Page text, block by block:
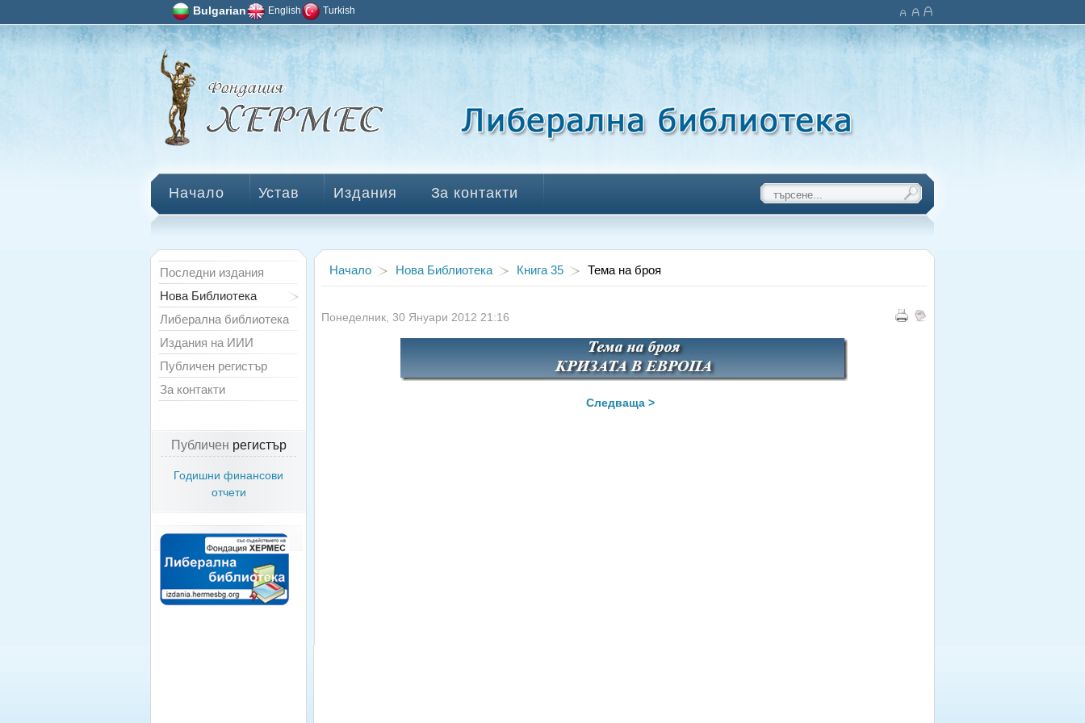
Bulgarian English Turkish
Начало Устав Издания За контакти
Начало Нова Библиотека Книга 35 Тема на броя
Понеделник, 30 Януари 2012 21:16
Следваща >
Последни издания
Нова Библиотека
Либерална библиотека
Издания на ИИИ
Публичен регистър
За контакти
Публичен регистър
Годишни финансови
отчети